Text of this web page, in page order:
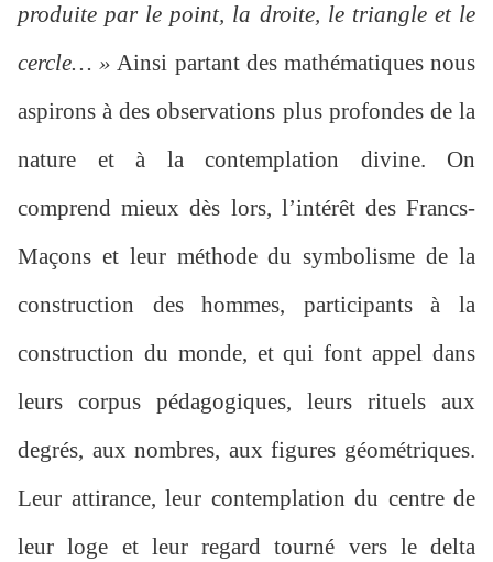
produite par le point, la droite, le triangle et le
cercle… » Ainsi partant des mathématiques nous
aspirons à des observations plus profondes de la
nature et à la contemplation divine. On
comprend mieux dès lors, l’intérêt des Francs-
Maçons et leur méthode du symbolisme de la
construction des hommes, participants à la
construction du monde, et qui font appel dans
leurs corpus pédagogiques, leurs rituels aux
degrés, aux nombres, aux figures géométriques.
Leur attirance, leur contemplation du centre de
leur loge et leur regard tourné vers le delta